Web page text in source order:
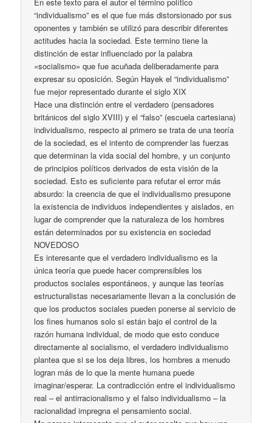
En este texto para el autor el término político
“individualismo” es el que fue más distorsionado por sus
oponentes y también se utilizó para describir diferentes
actitudes hacia la sociedad. Este termino tiene la
distinción de estar influenciado por la palabra
«socialismo» que fue acuñada deliberadamente para
expresar su oposición. Según Hayek el “individualismo”
fue mejor representado durante el siglo XIX
Hace una distinción entre el verdadero (pensadores
británicos del siglo XVIII) y el “falso” (escuela cartesiana)
individualismo, respecto al primero se trata de una teoría
de la sociedad, es el intento de comprender las fuerzas
que determinan la vida social del hombre, y un conjunto
de principios políticos derivados de esta visión de la
sociedad. Esto es suficiente para refutar el error más
absurdo: la creencia de que el individualismo presupone
la existencia de individuos independientes y aislados, en
lugar de comprender que la naturaleza de los hombres
están determinados por su existencia en sociedad
NOVEDOSO
Es interesante que el verdadero individualismo es la
única teoría que puede hacer comprensibles los
productos sociales espontáneos, y aunque las teorías
estructuralistas necesariamente llevan a la conclusión de
que los productos sociales pueden ponerse al servicio de
los fines humanos solo si están bajo el control de la
razón humana individual, de modo que esto conduce
directamente al socialismo, el verdadero individualismo
plantea que si se los deja libres, los hombres a menudo
logran más de lo que la mente humana puede
imaginar/esperar. La contradicción entre el individualismo
real – el antirracionalismo y el falso individualismo – la
racionalidad impregna el pensamiento social.